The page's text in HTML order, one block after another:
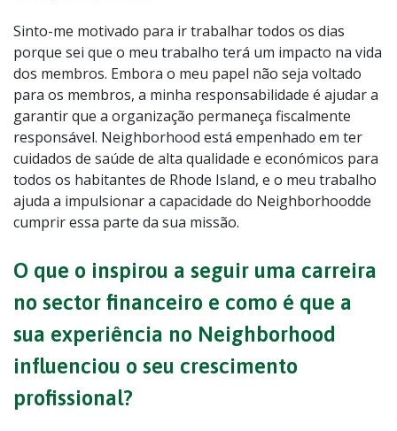
Sinto-me motivado para ir trabalhar todos os dias
porque sei que o meu trabalho terá um impacto na vida
dos membros. Embora o meu papel não seja voltado
para os membros, a minha responsabilidade é ajudar a
garantir que a organização permaneça fiscalmente
responsável. Neighborhood está empenhado em ter
cuidados de saúde de alta qualidade e económicos para
todos os habitantes de Rhode Island, e o meu trabalho
ajuda a impulsionar a capacidade do Neighborhoodde
cumprir essa parte da sua missão.
O que o inspirou a seguir uma carreira
no sector financeiro e como é que a
sua experiência no Neighborhood
influenciou o seu crescimento
profissional?